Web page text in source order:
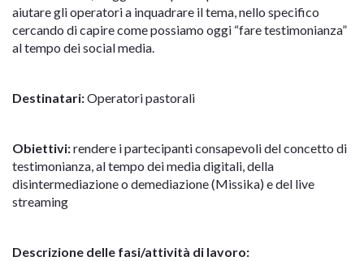
aiutare gli operatori a inquadrare il tema, nello specifico
cercando di capire come possiamo oggi “fare testimonianza”
al tempo dei social media.
Destinatari:Operatori pastorali
Obiettivi:rendere i partecipanti consapevoli del concetto di
testimonianza, al tempo dei media digitali, della
disintermediazione o demediazione (Missika) e del live
streaming
Descrizione delle fasi/attività di lavoro: